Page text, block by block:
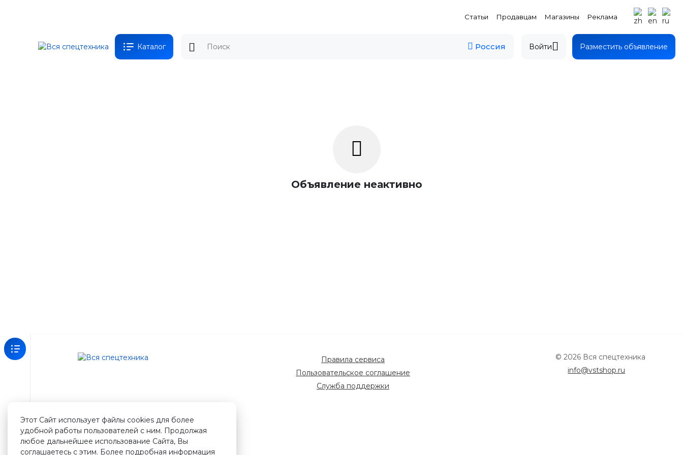
Статьи Продавцам Магазины Реклама
Каталог Россия Войти Разместить объявление
Объявление неактивно
нашем
и
получите
500
Этот Сайт использует файлы cookies для более
удобной работы пользователей с ним. Продолжая
любое дальнейшее использование Сайта, Вы
соглашаетесь с этим. Более подробная информация
Правила сервиса
Пользовательское соглашение
Служба поддержки
© 2026 Вся спецтехника
info@vstshop.ru